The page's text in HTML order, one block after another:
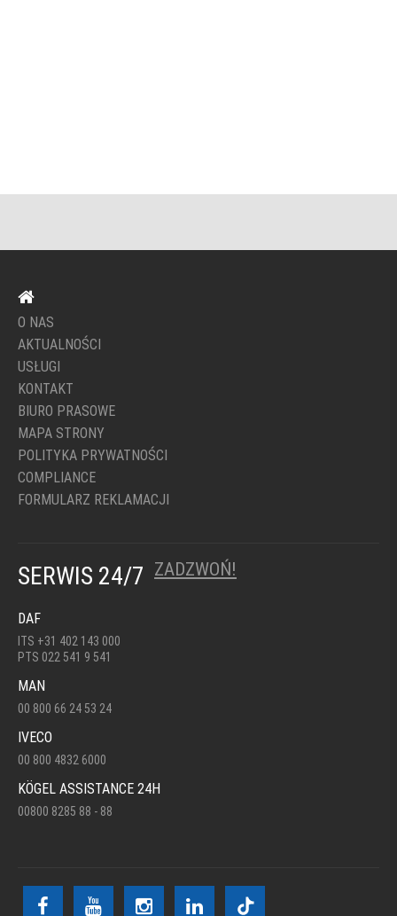
O NAS
AKTUALNOŚCI
USŁUGI
KONTAKT
BIURO PRASOWE
MAPA STRONY
POLITYKA PRYWATNOŚCI
COMPLIANCE
FORMULARZ REKLAMACJI
SERWIS 24/7 ZADZWOŃ!
DAF
ITS +31 402 143 000
PTS 022 541 9 541
MAN
00 800 66 24 53 24
IVECO
00 800 4832 6000
KÖGEL ASSISTANCE 24H
00800 8285 88 - 88